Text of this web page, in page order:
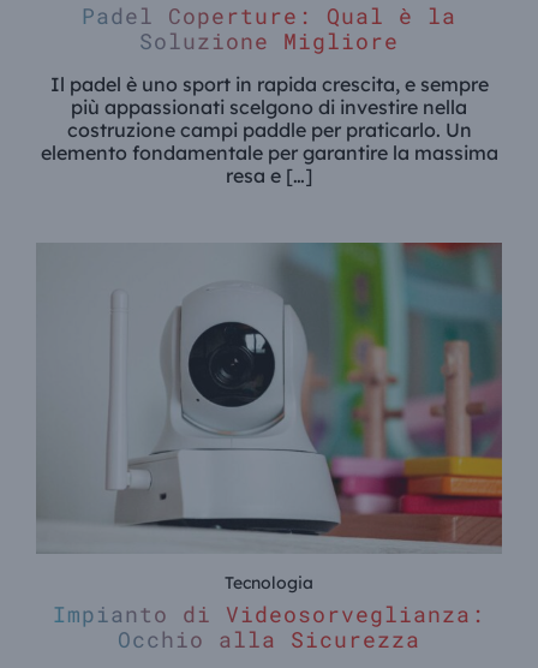
Padel Coperture: Qual è la
Soluzione Migliore
Il padel è uno sport in rapida crescita, e sempre
più appassionati scelgono di investire nella
costruzione campi paddle per praticarlo. Un
elemento fondamentale per garantire la massima
resa e […]
Tecnologia
Impianto di Videosorveglianza:
Occhio alla Sicurezza